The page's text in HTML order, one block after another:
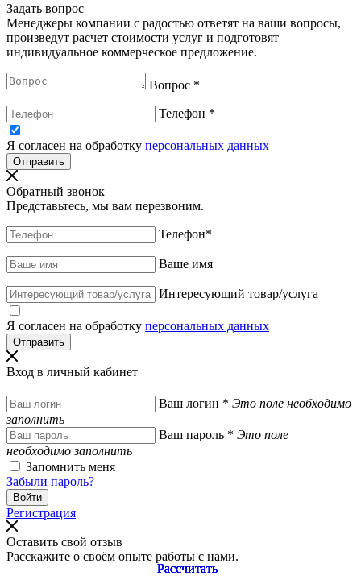
Задать вопрос
Менеджеры компании с радостью ответят на ваши вопросы,
произведут расчет стоимости услуг и подготовят
индивидуальное коммерческое предложение.
Вопрос *
Телефон *
Я согласен на обработку персональных данных
Обратный звонок
Представьтесь, мы вам перезвоним.
Телефон*
Ваше имя
Интересующий товар/услуга
Я согласен на обработку персональных данных
Вход в личный кабинет
Ваш логин * Это поле необходимо
заполнить
Ваш пароль * Это поле
необходимо заполнить
Запомнить меня
Забыли пароль?
Регистрация
Оставить свой отзыв
Расскажите о своём опыте работы с нами.
Рассчитать
Рассчитать
Рассчитать
Рассчитать
Рассчитать